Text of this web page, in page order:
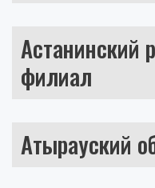
Астанинский
филиал
Атырауский